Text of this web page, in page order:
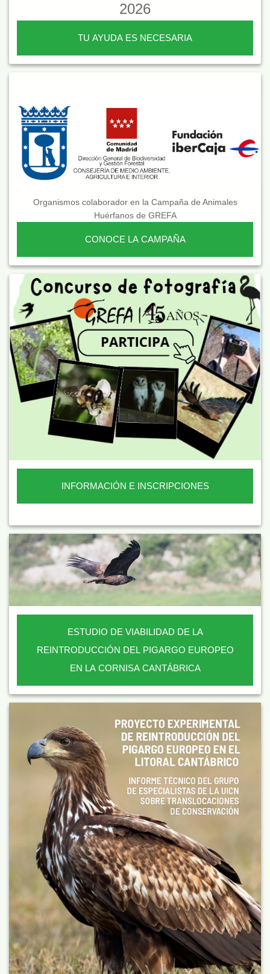
2026
TU AYUDA ES NECESARIA
Organismos colaborador en la Campaña de Animales
Huérfanos de GREFA
CONOCE LA CAMPAÑA
INFORMACIÓN E INSCRIPCIONES
ESTUDIO DE VIABILIDAD DE LA
REINTRODUCCIÓN DEL PIGARGO EUROPEO
EN LA CORNISA CANTÁBRICA